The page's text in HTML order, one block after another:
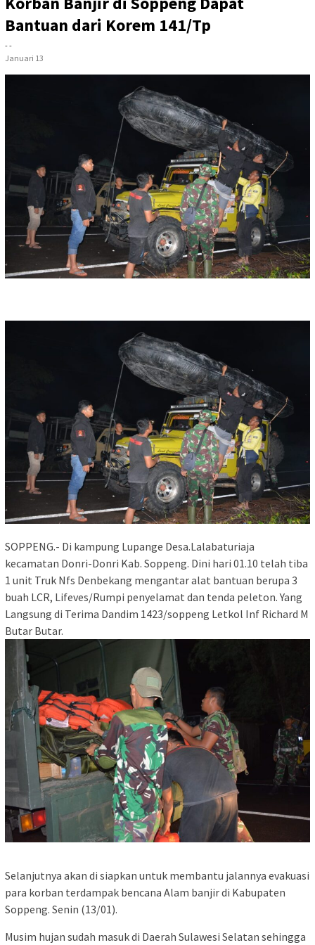
Bantuan dari Korem 141/Tp
- -
Januari 13
SOPPENG.- Di kampung Lupange Desa.Lalabaturiaja
kecamatan Donri-Donri Kab. Soppeng. Dini hari 01.10 telah tiba
1 unit Truk Nfs Denbekang mengantar alat bantuan berupa 3
buah LCR, Lifeves/Rumpi penyelamat dan tenda peleton. Yang
Langsung di Terima Dandim 1423/soppeng Letkol Inf Richard M
Butar Butar.
Selanjutnya akan di siapkan untuk membantu jalannya evakuasi
para korban terdampak bencana Alam banjir di Kabupaten
Soppeng. Senin (13/01).
Musim hujan sudah masuk di Daerah Sulawesi Selatan sehingga